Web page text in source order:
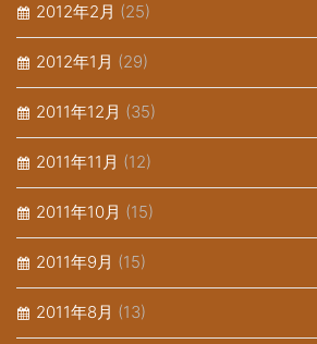
2012年2月 (25)
2012年1月 (29)
2011年12月 (35)
2011年11月 (12)
2011年10月 (15)
2011年9月 (15)
2011年8月 (13)